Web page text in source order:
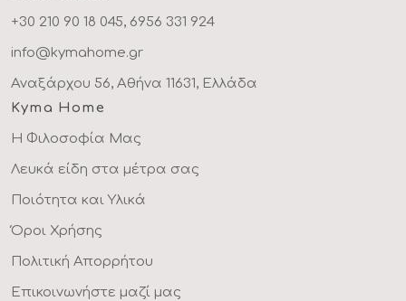
+30 210 90 18 045, 6956 331 924
info@kymahome.gr
Αναξάρχου 56, Αθήνα 11631, Ελλάδα
Kyma Home
Η Φιλοσοφία Μας
Λευκά είδη στα μέτρα σας
Ποιότητα και Υλικά
Όροι Χρήσης
Πολιτική Απορρήτου
Επικοινωνήστε μαζί μας